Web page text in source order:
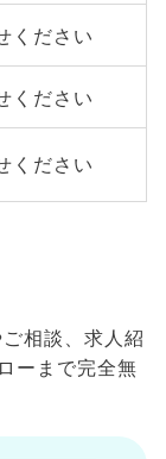
ください
ください
ください
相談、求人紹
ーまで完全無